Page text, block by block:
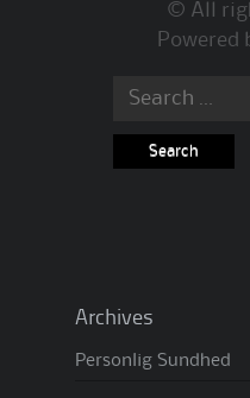
© All
Powered
Search
Archives
Personlig Sundhed